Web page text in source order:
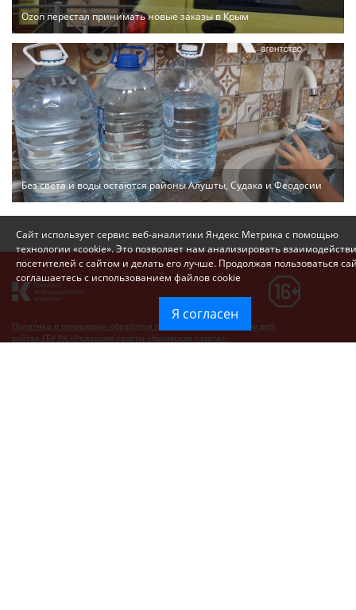
Ozon перестал принимать новые заказы в Крым
Без света и воды остаются районы Алушты, Судака и Феодосии
Политика в отношении обработки персональных данных на веб-
сайтах ГБУ РК «Редакция газеты «Крымская газета».
Сайт использует сервис веб-аналитики Яндекс Метрика с помощью
технологии «cookie». Это позволяет нам анализировать
посетителей с сайтом и делать его лучше. Продолжая пользоваться
соглашаетесь с использованием файлов cookie
Я согласен